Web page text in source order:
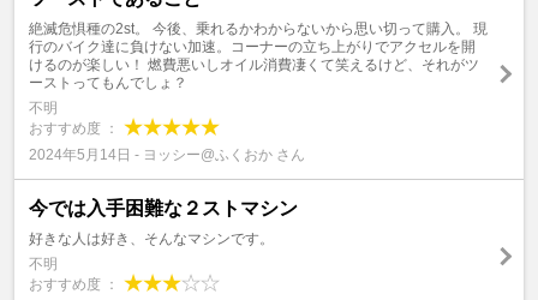
絶滅危惧種の2st。 今後、乗れるかわからないから思い切って購入。 現
行のバイク達に負けない加速。コーナーの立ち上がりでアクセルを開
けるのが楽しい！ 燃費悪いしオイル消費凄くて笑えるけど、それがツ
ーストってもんでしょ？
不明
おすすめ度 ：
2024年5月14日 - ヨッシー@ふくおか さん
今では入手困難な２ストマシン
好きな人は好き、そんなマシンです。
不明
おすすめ度 ：